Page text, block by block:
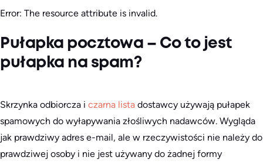
Error: The resource attribute is invalid.
Pułapka pocztowa – Co to jest
pułapka na spam?
Skrzynka odbiorcza i czarna lista dostawcy używają pułapek
spamowych do wyłapywania złośliwych nadawców. Wygląda
jak prawdziwy adres e-mail, ale w rzeczywistości nie należy do
prawdziwej osoby i nie jest używany do żadnej formy